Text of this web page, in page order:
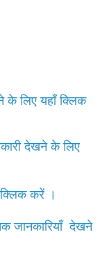
के लिए यहाँ क्लिक
देखने के लिए
करें ।
जानकारियाँ देखने